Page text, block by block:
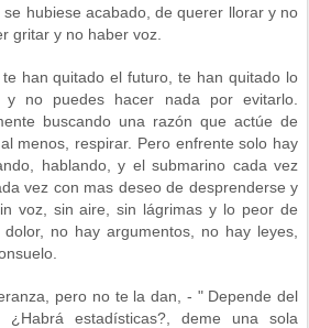
hubiese acabado, de querer llorar y no
gritar y no haber voz.
han quitado el futuro, te han quitado lo
no puedes hacer nada por evitarlo.
buscando una razón que actúe de
menos, respirar. Pero enfrente solo hay
hablando, y el submarino cada vez
vez con mas deseo de desprenderse y
voz, sin aire, sin lágrimas y lo peor de
no hay argumentos, no hay leyes,
pero no te la dan, - " Depende del
estadísticas?, deme una sola